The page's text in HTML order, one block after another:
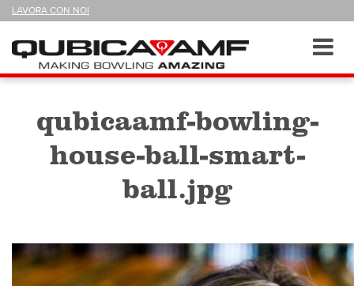
LAVORA CON NOI
SU
Sezioni
qubicaamf-bowling-
house-ball-smart-
ball.jpg